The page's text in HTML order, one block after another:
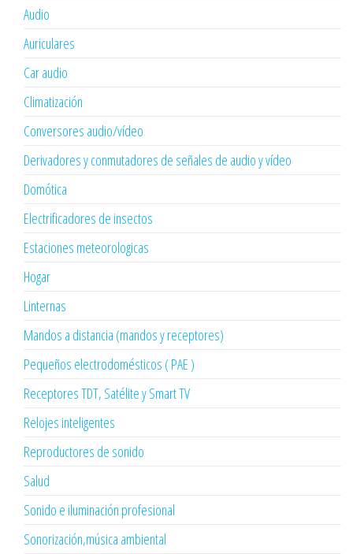
Audio
Auriculares
Car audio
Climatización
Conversores audio/vídeo
Derivadores y conmutadores de señales de audio y vídeo
Domótica
Electrificadores de insectos
Estaciones meteorologicas
Hogar
Linternas
Mandos a distancia (mandos y receptores)
Pequeños electrodomésticos ( PAE )
Receptores TDT, Satélite y Smart TV
Relojes inteligentes
Reproductores de sonido
Salud
Sonido e iluminación profesional
Sonorización,música ambiental